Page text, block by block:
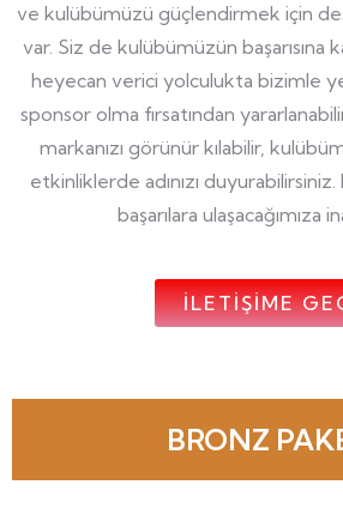
ve kulübümüzü güçlendirmek için
var. Siz de kulübümüzün başarısına
heyecan verici yolculukta bizimle
sponsor olma fırsatından
markanızı görünür kılabilir,
etkinliklerde adınızı
başarılara ulaşacağımıza
İLETİŞİME
BRONZ